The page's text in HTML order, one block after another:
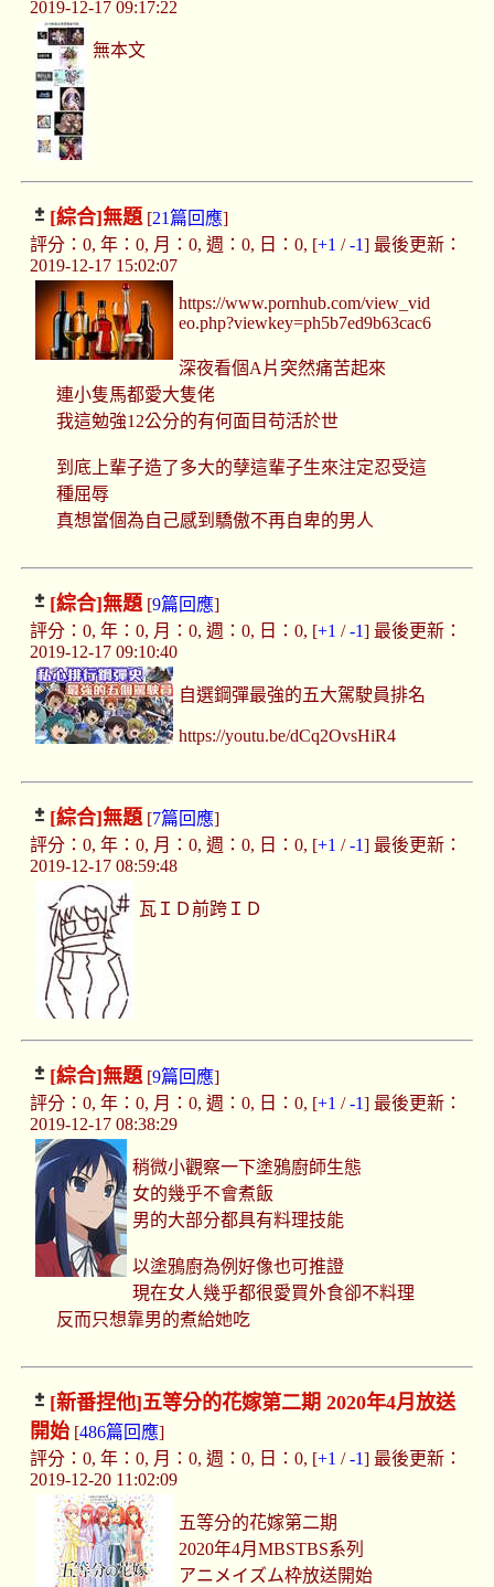
2019-12-17 09:17:22
無本文
[綜合]無題[21篇回應]
評分：0, 年：0, 月：0, 週：0, 日：0, [+1 /-1] 最後更新：
2019-12-17 15:02:07
https://www.pornhub.com/view_vid
eo.php?viewkey=ph5b7ed9b63cac6
深夜看個A片突然痛苦起來
連小隻馬都愛大隻佬
我這勉強12公分的有何面目苟活於世
到底上輩子造了多大的孽這輩子生來注定忍受這
種屈辱
真想當個為自己感到驕傲不再自卑的男人
[綜合]無題[9篇回應]
評分：0, 年：0, 月：0, 週：0, 日：0, [+1 /-1] 最後更新：
2019-12-17 09:10:40
自選鋼彈最強的五大駕駛員排名
https://youtu.be/dCq2OvsHiR4
[綜合]無題[7篇回應]
評分：0, 年：0, 月：0, 週：0, 日：0, [+1 /-1] 最後更新：
2019-12-17 08:59:48
瓦ＩＤ前跨ＩＤ
[綜合]無題[9篇回應]
評分：0, 年：0, 月：0, 週：0, 日：0, [+1 /-1] 最後更新：
2019-12-17 08:38:29
稍微小觀察一下塗鴉廚師生態
女的幾乎不會煮飯
男的大部分都具有料理技能
以塗鴉廚為例好像也可推證
現在女人幾乎都很愛買外食卻不料理
反而只想靠男的煮給她吃
[新番捏他]五等分的花嫁第二期 2020年4月放送
開始[486篇回應]
評分：0, 年：0, 月：0, 週：0, 日：0, [+1 /-1] 最後更新：
2019-12-20 11:02:09
五等分的花嫁第二期
2020年4月MBSTBS系列
アニメイズム枠放送開始